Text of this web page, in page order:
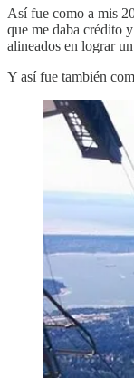
Así fue como a mis
que me daba crédito
alineados en lograr
Y así fue también